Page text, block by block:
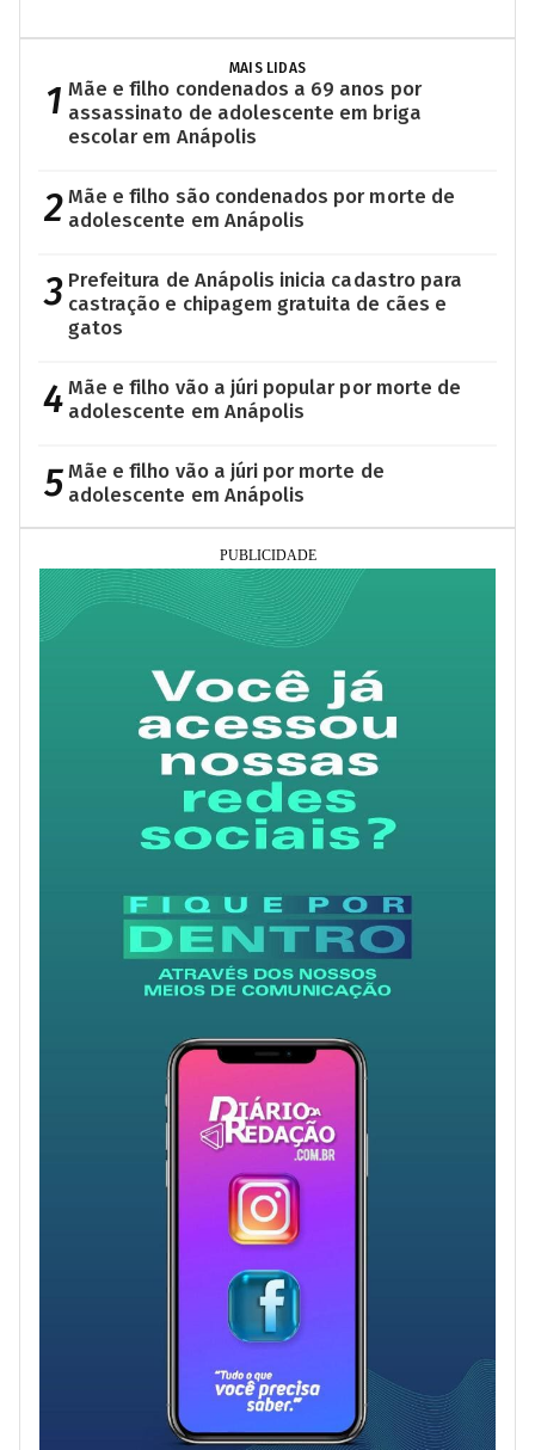
MAIS LIDAS
1 Mãe e filho condenados a 69 anos por
assassinato de adolescente em briga
escolar em Anápolis
2 Mãe e filho são condenados por morte de
adolescente em Anápolis
3 Prefeitura de Anápolis inicia cadastro para
castração e chipagem gratuita de cães e
gatos
4 Mãe e filho vão a júri popular por morte de
adolescente em Anápolis
5 Mãe e filho vão a júri por morte de
adolescente em Anápolis